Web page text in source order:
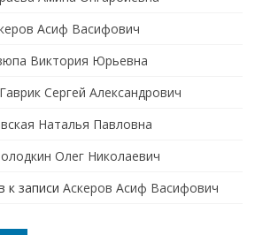
Асиф Васифович
Виктория Юрьевна
Гаврик Сергей Александрович
Наталья Павловна
Олег Николаевич
к записи Аскеров Асиф Васифович